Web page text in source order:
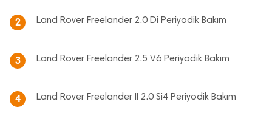
2 Land Rover Freelander 2.0 Di Periyodik Bakım
3 Land Rover Freelander 2.5 V6 Periyodik Bakım
4 Land Rover Freelander II 2.0 Si4 Periyodik Bakım